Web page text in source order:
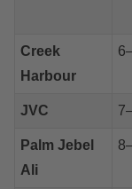
Creek
Harbour
JVC
Palm Jebel
Ali